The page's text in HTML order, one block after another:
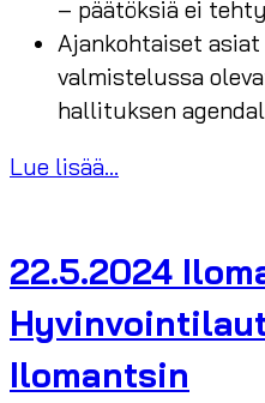
– päätöksiä ei
Ajankohtaiset
valmistelussa
hallituksen
Lue lisää...
22.5.2024
Ilomantsin